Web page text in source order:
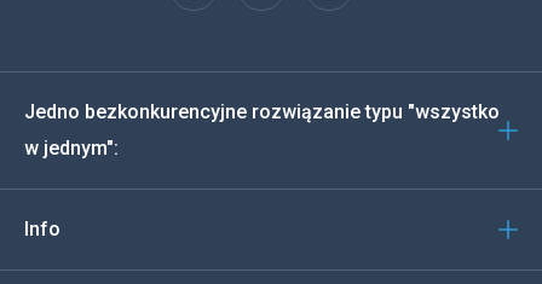
Español
Deutsch
Włoski
Jedno bezkonkurencyjne rozwiązanie typu "wszystko
w jednym":
Info